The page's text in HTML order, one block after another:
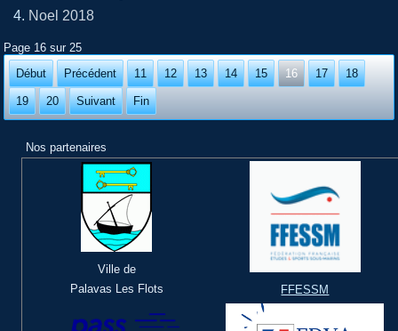
Noel 2018
Page 16 sur 25
Début
Précédent 11 12 13 14 15 16 17 18
19 20 Suivant Fin
Nos partenaires
Ville de
Palavas Les Flots
FFESSM